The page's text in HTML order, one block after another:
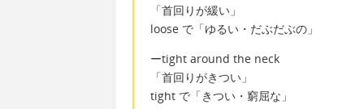
「首回りが緩い」
loose で「ゆるい・だぶだぶの」
ーtight around the neck
「首回りがきつい」
tight で「きつい・窮屈な」